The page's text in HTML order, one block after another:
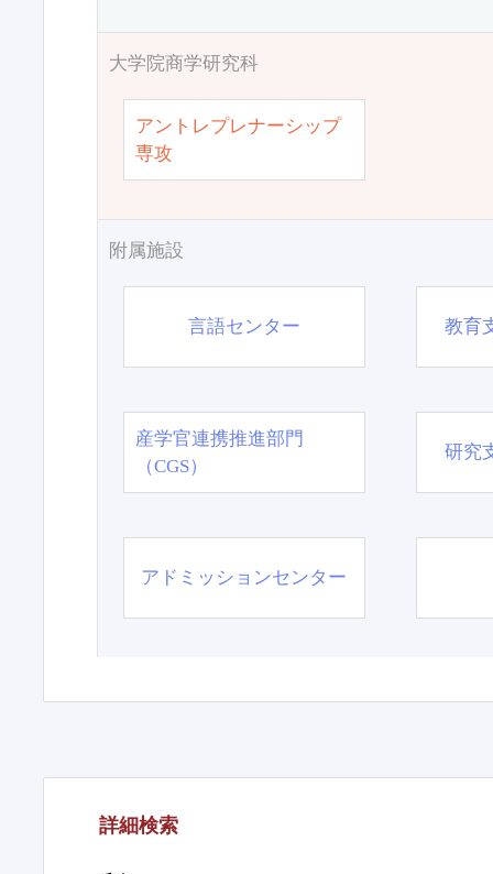
大学院商学研究科
アントレプレナーシップ
専攻
附属施設
言語センター 教育
産学官連携推進部門
（CGS）
研究
アドミッションセンター
詳細検索